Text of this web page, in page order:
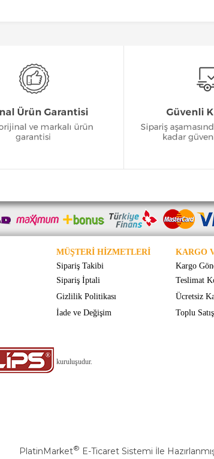
MÜŞTERİ HİZMETLERİ KARGO
Sipariş Takibi
Kargo
Sipariş İptali
Teslimat
Gizlilik Politikası
Ücretsiz
İade ve Değişim
Toplu Satış
kuruluşudur.
PlatinMarket® E-Ticaret Sistemi İle